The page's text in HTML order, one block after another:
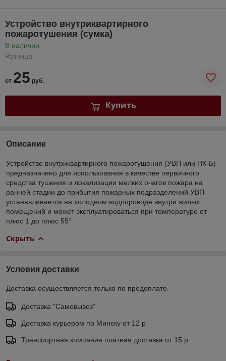
Устройство внутриквартирного
пожаротушения (сумка)
В наличии
Розница
от 25 руб.
Купить
Описание
Устройство внутриквартирного пожаротушения (УВП или ПК-Б)
предназначено для использования в качестве первичного
средства тушения и локализации мелких очагов пожара на
ранней стадии до прибытия пожарных подразделений УВП
устанавливается на холодном водопроводе внутри жилых
помещений и может эксплуатироваться при температуре от
плюс 1 до плюс 55°
Скрыть
Условия доставки
Доставка осуществляется только по предоплате.
Доставка "Самовывоз"
Доставка курьером по Минску от 12 р
Транспортная компания платная доставка от 15 р